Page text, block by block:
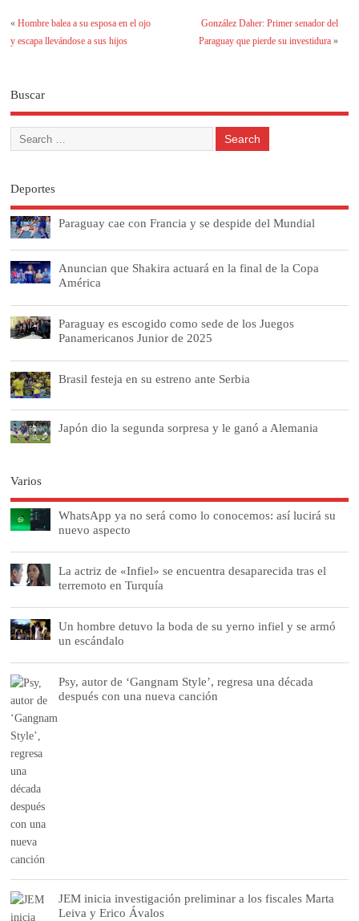
«Hombre balea a su esposa en el ojo
y escapa llevándose a sus hijos
González Daher: Primer senador del
Paraguay que pierde su investidura»
Buscar
Deportes
Paraguay cae con Francia y se despide del Mundial
Anuncian que Shakira actuará en la final de la Copa
América
Paraguay es escogido como sede de los Juegos
Panamericanos Junior de 2025
Brasil festeja en su estreno ante Serbia
Japón dio la segunda sorpresa y le ganó a Alemania
Varios
WhatsApp ya no será como lo conocemos: así lucirá su
nuevo aspecto
La actriz de «Infiel» se encuentra desaparecida tras el
terremoto en Turquía
Un hombre detuvo la boda de su yerno infiel y se armó
un escándalo
Psy, autor de ‘Gangnam Style’, regresa una década
después con una nueva canción
JEM inicia investigación preliminar a los fiscales Marta
Leiva y Erico Ávalos